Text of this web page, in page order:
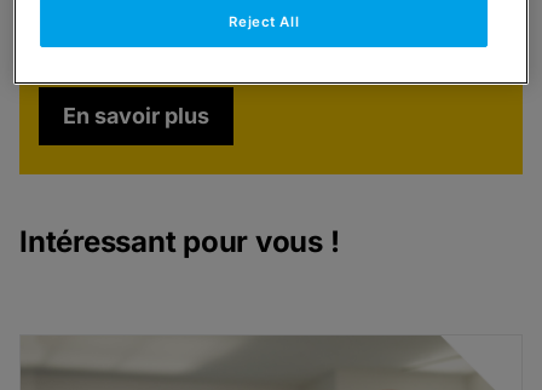
temporairement une chaudière gratuite à l'achat
d'une pompe à chaleur hybride Elga Ace.
En savoir plus
Intéressant pour vous !
Reject All